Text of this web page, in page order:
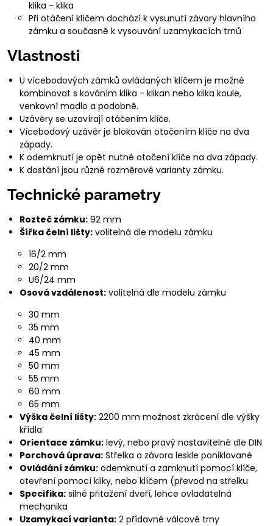
klika - klika
Při otáčení klíčem dochází k vysunutí závory hlavního
zámku a současně k vysouvání uzamykacích trnů
Vlastnosti
U vícebodových zámků ovládaných klíčem je možné
kombinovat s kováním klika - klikan nebo klika koule,
venkovní madlo a podobně.
Uzávěry se uzavírají otáčením klíče.
Vícebodový uzávěr je blokován otočením klíče na dva
západy.
K odemknutí je opět nutné otočení klíče na dva západy.
K dostání jsou různé rozměrové varianty zámku.
Technické parametry
Rozteč zámku: 92 mm
Šířka čelní lišty: volitelná dle modelu zámku
16/2 mm
20/2 mm
U6/24 mm
Osová vzdálenost: volitelná dle modelu zámku
30 mm
35 mm
40 mm
45 mm
50 mm
55 mm
60 mm
65 mm
Výška čelní lišty: 2200 mm možnost zkrácení dle výšky
křídla
Orientace zámku: levý, nebo pravý nastavitelné dle DIN
Porchová úprava: Střelka a závora leskle poniklované
Ovládání zámku: odemknutí a zamknutí pomocí klíče,
otevření pomocí kliky, nebo klíčem (převod na střelku
Specifika: silné přitažení dveří, lehce ovladatelná
mechanika
Uzamykací varianta: 2 přídavné válcové trny